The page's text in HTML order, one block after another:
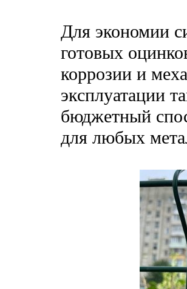
Для экономии
готовых
коррозии и
эксплуатации
бюджетный
для любых